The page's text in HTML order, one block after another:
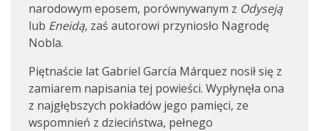
narodowym eposem, porównywanym z Odyseją
lub Eneidą, zaś autorowi przyniosło Nagrodę
Nobla.
Piętnaście lat Gabriel García Márquez nosił się z
zamiarem napisania tej powieści. Wypłynęła ona
z najgłębszych pokładów jego pamięci, ze
wspomnień z dzieciństwa, pełnego